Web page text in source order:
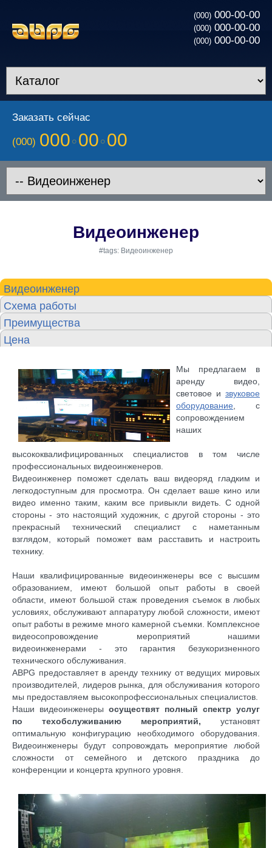
(000) 000-00-00
(000) 000-00-00
(000) 000-00-00
Заказать сейчас
(000) 000 00 00
Видеоинженер
#tags: Видеоинженер
Видеоинженер
Схема работы
Преимущества
Цена
Мы предлагаем в
аренду видео,
световое и звуковое
оборудование , с
сопровождением
наших
высококвалифицированных специалистов в том числе
профессиональных видеоинженеров.
Видеоинженер поможет сделать ваш видеоряд гладким и
легкодоступным для просмотра. Он сделает ваше кино или
видео именно таким, каким все привыкли видеть. С одной
стороны - это настоящий художник, с другой стороны - это
прекрасный технический специалист с наметанным
взглядом, который поможет вам расставить и настроить
технику.
Наши квалифицированные видеоинженеры все с высшим
образованием, имеют большой опыт работы в своей
области, имеют большой стаж проведения съемок в любых
условиях, обслуживают аппаратуру любой сложности, имеют
опыт работы в режиме много камерной съемки. Комплексное
видеосопровождение мероприятий нашими
видеоинженерами - это гарантия безукоризненного
технического обслуживания.
ABPG предоставляет в аренду технику от ведущих мировых
производителей, лидеров рынка, для обслуживания которого
мы предоставляем высокопрофессиональных специалистов.
Наши видеоинженеры осуществят полный спектр услуг
по техобслуживанию мероприятий, установят
оптимальную конфигурацию необходимого оборудования.
Видеоинженеры будут сопровождать мероприятие любой
сложности от семейного и детского праздника до
конференции и концерта крупного уровня.